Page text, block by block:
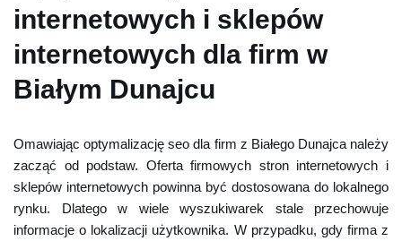
internetowych i sklepów
internetowych dla firm w
Białym Dunajcu
Omawiając optymalizację seo dla firm z Białego Dunajca należy
zacząć od podstaw. Oferta firmowych stron internetowych i
sklepów internetowych powinna być dostosowana do lokalnego
rynku. Dlatego w wiele wyszukiwarek stale przechowuje
informacje o lokalizacji użytkownika. W przypadku, gdy firma z